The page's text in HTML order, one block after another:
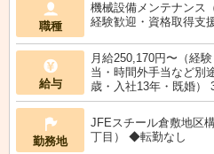
職種
機械設備メンテナン
経験歓迎・資格取得支
給与
月給250,170円〜（経
当・時間外手当など別
歳・入社13年・既婚）
勤務地
JFEスチール倉敷地区
丁目） ◆転勤なし